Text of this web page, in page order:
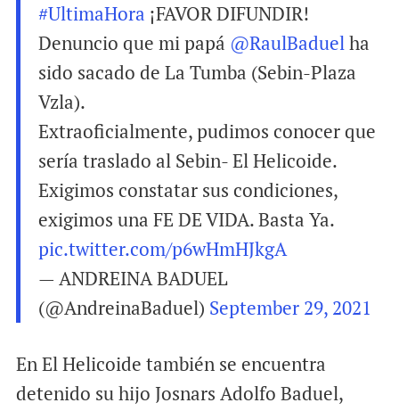
#UltimaHora ¡FAVOR DIFUNDIR!
Denuncio que mi papá @RaulBaduelha
sido sacado de La Tumba (Sebin-Plaza
Vzla).
Extraoficialmente, pudimos conocer que
sería traslado al Sebin- El Helicoide.
Exigimos constatar sus condiciones,
exigimos una FE DE VIDA. Basta Ya.
pic.twitter.com/p6wHmHJkgA
— ANDREINA BADUEL
(@AndreinaBaduel) September 29, 2021
En El Helicoide también se encuentra
detenido su hijo Josnars Adolfo Baduel,